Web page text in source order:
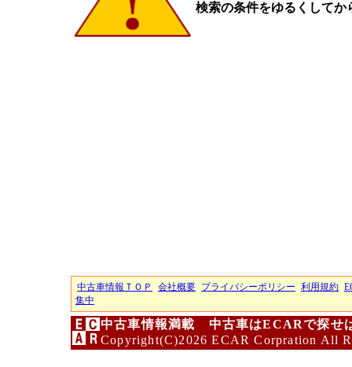
検索の条件をゆるくして
中古車情報ＴＯＰ 会社概要 プライバシーポリシー 利用規約
集中
中古車情報満載 中古車はECARで探せ
Copyright(C)2026 ECAR Corpration All